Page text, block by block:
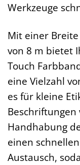
Werkzeuge
Mit einer
von 8 m bietet
Touch
eine Vielzahl
es für kleine
Handhabung
einen
Austausch,